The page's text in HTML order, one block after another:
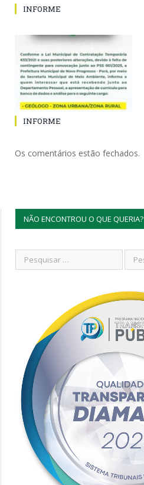
INFORME
INFORME
Os comentários estão fechados.
NÃO ENCONTROU O QUE QUERIA?